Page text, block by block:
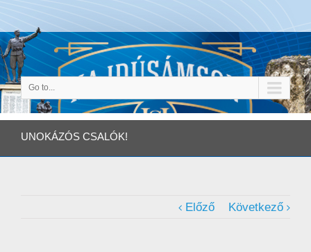
Go to...
UNOKÁZÓS CSALÓK!
Előző Következő